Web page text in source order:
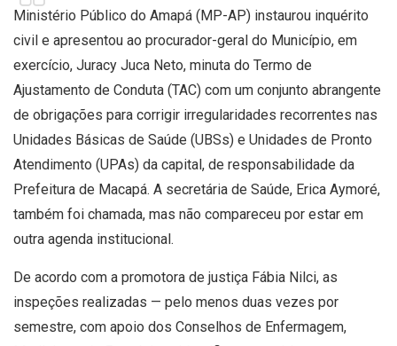
Ministério Público do Amapá (MP-AP) instaurou inquérito
civil e apresentou ao procurador-geral do Município, em
exercício, Juracy Juca Neto, minuta do Termo de
Ajustamento de Conduta (TAC) com um conjunto abrangente
de obrigações para corrigir irregularidades recorrentes nas
Unidades Básicas de Saúde (UBSs) e Unidades de Pronto
Atendimento (UPAs) da capital, de responsabilidade da
Prefeitura de Macapá. A secretária de Saúde, Erica Aymoré,
também foi chamada, mas não compareceu por estar em
outra agenda institucional.
De acordo com a promotora de justiça Fábia Nilci, as
inspeções realizadas — pelo menos duas vezes por
semestre, com apoio dos Conselhos de Enfermagem,